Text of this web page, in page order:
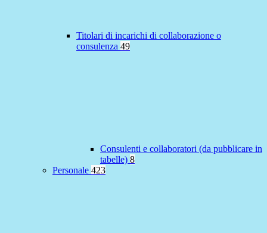
Titolari di incarichi di collaborazione o
consulenza 49
Consulenti e collaboratori (da pubblicare in
tabelle) 8
Personale 423